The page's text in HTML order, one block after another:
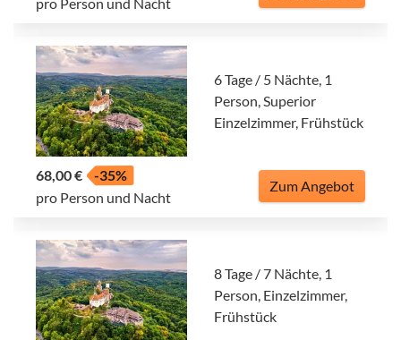
6 Tage / 5 Nächte, 1
Person, Superior
Einzelzimmer, Frühstück
68,00 €
-35%
pro Person und Nacht
Zum Angebot
8 Tage / 7 Nächte, 1
Person, Einzelzimmer,
Frühstück